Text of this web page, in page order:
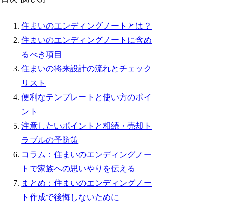
住まいのエンディングノートとは？
住まいのエンディングノートに含め
るべき項目
住まいの将来設計の流れとチェック
リスト
便利なテンプレートと使い方のポイ
ント
注意したいポイントと相続・売却ト
ラブルの予防策
コラム：住まいのエンディングノー
トで家族への思いやりを伝える
まとめ：住まいのエンディングノー
ト作成で後悔しないために